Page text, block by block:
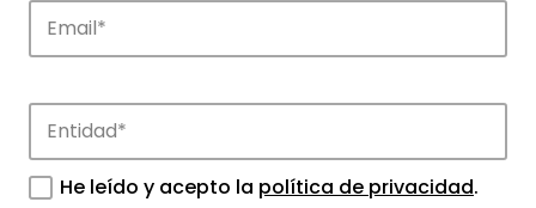
innovación en los parques de APTE.
Norbak Technology
He leído y acepto la política de privacidad.